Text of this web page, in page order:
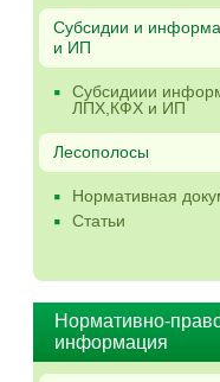
Субсидии и
и ИП
Субсидиии
ЛПХ,КФХ и ИП
Лесополосы
Нормативная
Статьи
Нормативно-
информация